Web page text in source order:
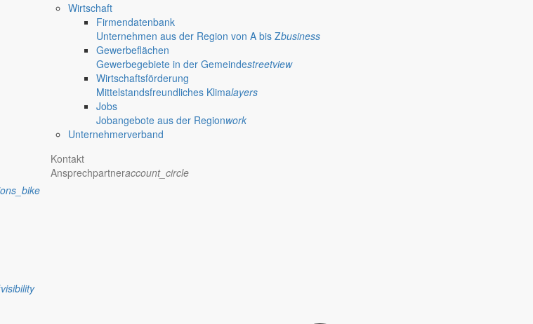
visibility
Wirtschaft
Firmendatenbank
Unternehmen aus der Region von A bis Zbusiness
Gewerbeflächen
Gewerbegebiete in der Gemeindestreetview
Wirtschaftsförderung
Mittelstandsfreundliches Klimalayers
Jobs
Jobangebote aus der Regionwork
Unternehmerverband
Kontakt
Ansprechpartneraccount_circle